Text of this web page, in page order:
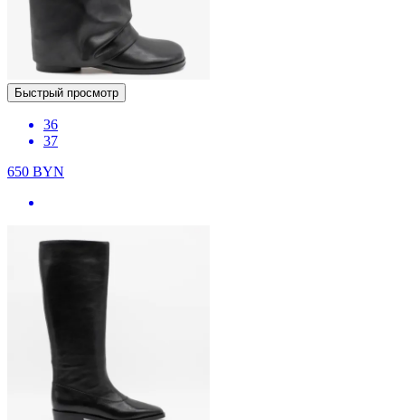
Быстрый просмотр
36
37
650 BYN